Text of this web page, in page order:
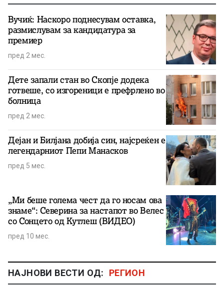
Вучиќ: Наскоро поднесувам оставка,
размислувам за кандидатура за
премиер
пред 2 мес.
Дете запали стан во Скопје додека
готвеше, со изгореници е префрлено во
болница
пред 2 мес.
Дејан и Билјана добија син, најсреќен е
легендарниот Пепи Манасков
пред 5 мес.
„Ми беше голема чест да го носам ова
знаме“: Северина за настапот во Велес
со Сонцето од Кутлеш (ВИДЕО)
пред 10 мес.
НАЈНОВИ ВЕСТИ ОД: РЕГИОН